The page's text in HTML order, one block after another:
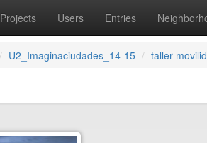
Projects Users Entries
U2_Imaginaciudades_14-15 taller